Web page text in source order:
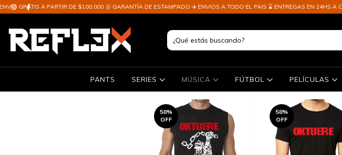
DE $100.000 🥇 GARANTÍA DE ESTAMPADO ✈️ ENVIOS A TODO EL PAIS ⌛ ENTREGAS EN 24HS A CABA Y GBA
PANTS SERIES MÚSICA FÚTBOL PELÍCULAS
58%
OFF
58%
OFF